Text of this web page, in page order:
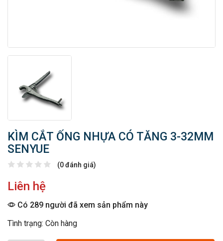
KÌM CẮT ỐNG NHỰA CÓ TĂNG 3-32MM
SENYUE
(0 đánh giá)
Liên hệ
Có 289 người đã xem sản phẩm này
Tình trạng: Còn hàng